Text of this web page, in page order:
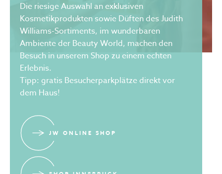
Die riesige Auswahl an exklusiven
Kosmetikprodukten sowie Düften des Judith
Williams-Sortiments, im wunderbaren
Ambiente der Beauty World, machen den
Besuch in unserem Shop zu einem echten
Erlebnis.
Tipp: gratis Besucherparkplätze direkt vor
dem Haus!
JW ONLINE SHOP